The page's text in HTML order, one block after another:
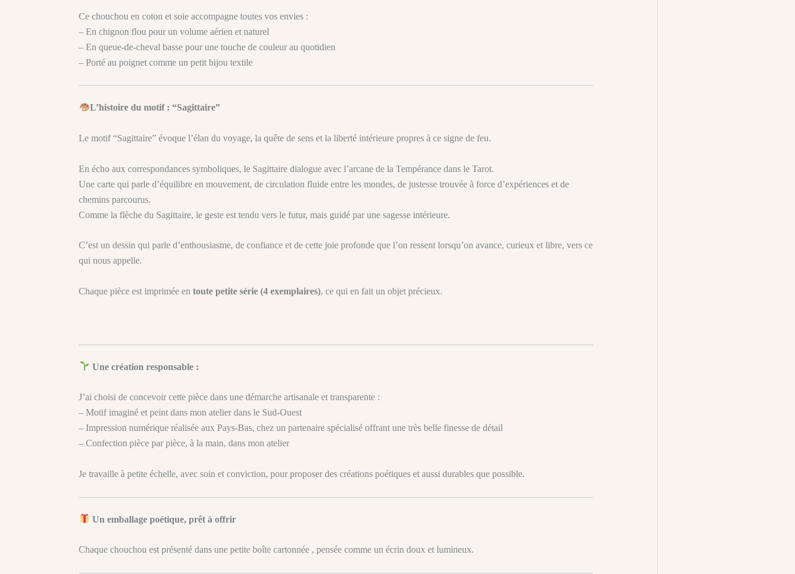
Ce chouchou en coton et soie accompagne toutes vos envies :
– En chignon flou pour un volume aérien et naturel
– En queue-de-cheval basse pour une touche de couleur au quotidien
– Porté au poignet comme un petit bijou textile
L’histoire du motif : “Sagittaire”
Le motif “Sagittaire” évoque l’élan du voyage, la quête de sens et la liberté intérieure propres à ce signe de feu.
En écho aux correspondances symboliques, le Sagittaire dialogue avec l’arcane de la Tempérance dans le Tarot.
Une carte qui parle d’équilibre en mouvement, de circulation fluide entre les mondes, de justesse trouvée à force d’expériences et de
chemins parcourus.
Comme la flèche du Sagittaire, le geste est tendu vers le futur, mais guidé par une sagesse intérieure.
C’est un dessin qui parle d’enthousiasme, de confiance et de cette joie profonde que l’on ressent lorsqu’on avance, curieux et libre, vers ce
qui nous appelle.
Chaque pièce est imprimée entoute petite série (4 exemplaires), ce qui en fait un objet précieux.
Une création responsable :
J’ai choisi de concevoir cette pièce dans une démarche artisanale et transparente :
– Motif imaginé et peint dans mon atelier dans le Sud-Ouest
– Impression numérique réalisée aux Pays-Bas, chez un partenaire spécialisé offrant une très belle finesse de détail
– Confection pièce par pièce, à la main, dans mon atelier
Je travaille à petite échelle, avec soin et conviction, pour proposer des créations poétiques et aussi durables que possible.
Un emballage poétique, prêt à offrir
Chaque chouchou est présenté dans une petite boîte cartonnée , pensée comme un écrin doux et lumineux.